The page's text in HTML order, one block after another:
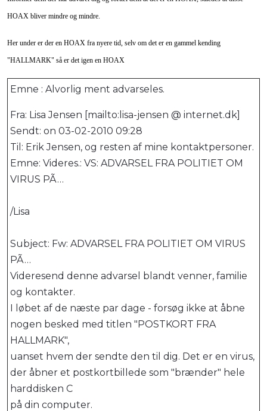
HOAX bliver mindre og mindre.
Her under er der en HOAX fra nyere tid, selv om det er en gammel kending
"HALLMARK" så er det igen en HOAX
Emne : Alvorlig ment advarseles.
Fra: Lisa Jensen [mailto:lisa-jensen @ internet.dk]
Sendt: on 03-02-2010 09:28
Til: Erik Jensen, og resten af mine kontaktpersoner.
Emne: Videres.: VS: ADVARSEL FRA POLITIET OM
VIRUS PÃ…
/Lisa
Subject: Fw: ADVARSEL FRA POLITIET OM VIRUS
PÃ…
Videresend denne advarsel blandt venner, familie
og kontakter.
I løbet af de næste par dage - forsøg ikke at åbne
nogen besked med titlen "POSTKORT FRA
HALLMARK",
uanset hvem der sendte den til dig. Det er en virus,
der åbner et postkortbillede som "brænder" hele
harddisken C
på din computer.